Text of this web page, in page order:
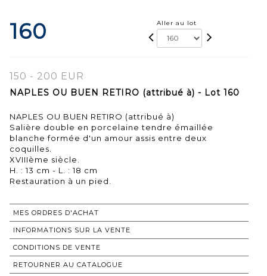
160 Aller au lot
150 - 200 EUR
NAPLES OU BUEN RETIRO (attribué à) - Lot 160
NAPLES OU BUEN RETIRO (attribué à)
Salière double en porcelaine tendre émaillée
blanche formée d'un amour assis entre deux
coquilles.
XVIIIème siècle.
H. : 13 cm - L. : 18 cm
Restauration à un pied.
MES ORDRES D'ACHAT
INFORMATIONS SUR LA VENTE
CONDITIONS DE VENTE
RETOURNER AU CATALOGUE